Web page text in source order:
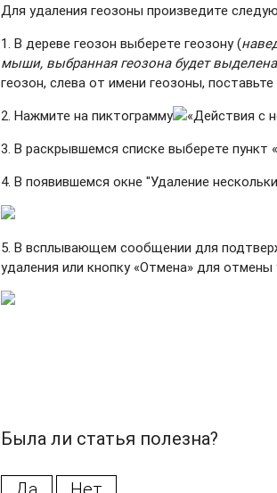
Для удаления геозоны произведите
1. В дереве геозон выберете геозону (
мыши, выбранная геозона будет
геозон, слева от имени геозоны,
2. Нажмите на пиктограмму
«Действия с
3. В раскрывшемся списке выберете пункт
4. В появившемся окне "Удаление
5. В всплывающем сообщении для
удаления или кнопку «Отмена» для отмены
Была ли статья полезна?